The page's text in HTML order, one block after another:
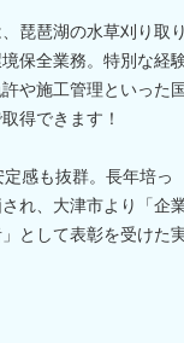
琵琶湖の水草刈り取り
保全業務。特別な経
や施工管理といった
得できます！
感も抜群。長年培っ
れ、大津市より「企
として表彰を受けた